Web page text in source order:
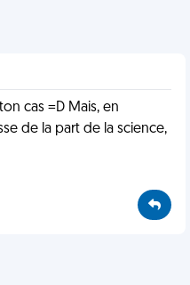
cas =D Mais, en
de la part de la science,